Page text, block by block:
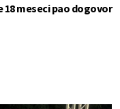
18 meseci pao dogovor